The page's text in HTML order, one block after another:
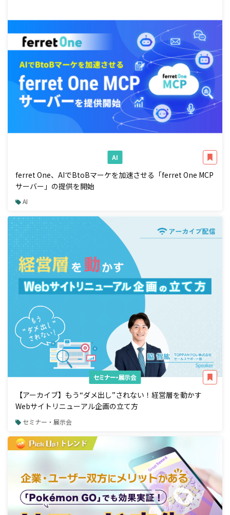
AI
ferret One、AIでBtoBマーケを加速させる「ferret One MCP
サーバー」の提供を開始
AI
セミナー・展示会
【アーカイブ】もう“ダメ出し”されない！経営層を動かす
Webサイトリニューアル企画の立て方
セミナー・展示会